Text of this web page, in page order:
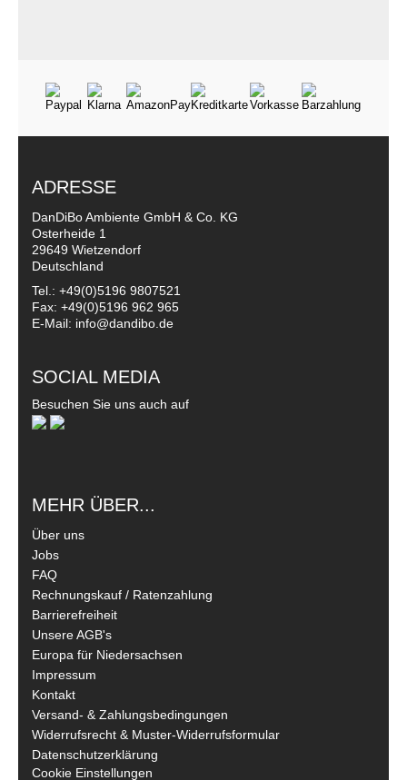
ADRESSE
DanDiBo Ambiente GmbH & Co. KG
Osterheide 1
29649 Wietzendorf
Deutschland
Tel.: +49(0)5196 9807521
Fax: +49(0)5196 962 965
E-Mail: info@dandibo.de
SOCIAL MEDIA
Besuchen Sie uns auch auf
MEHR ÜBER...
Über uns
Jobs
FAQ
Rechnungskauf / Ratenzahlung
Barrierefreiheit
Unsere AGB's
Europa für Niedersachsen
Impressum
Kontakt
Versand- & Zahlungsbedingungen
Widerrufsrecht & Muster-Widerrufsformular
Datenschutzerklärung
Cookie Einstellungen